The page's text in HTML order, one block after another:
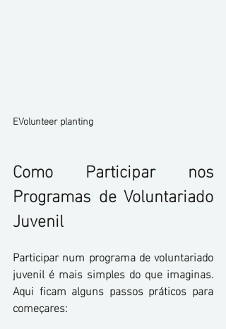
EVolunteer planting
Como Participar nos
Programas de Voluntariado
Juvenil
Participar num programa de voluntariado
juvenil é mais simples do que imaginas.
Aqui ficam alguns passos práticos para
começares: